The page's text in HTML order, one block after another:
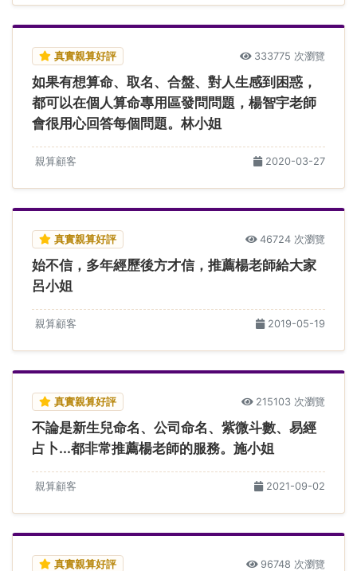
真實親算好評 333775 次瀏覽
如果有想算命、取名、合盤、對人生感到困惑，
都可以在個人算命專用區發問問題，楊智宇老師
會很用心回答每個問題。林小姐
親算顧客 2020-03-27
真實親算好評 46724 次瀏覽
始不信，多年經歷後方才信，推薦楊老師給大家
呂小姐
親算顧客 2019-05-19
真實親算好評 215103 次瀏覽
不論是新生兒命名、公司命名、紫微斗數、易經
占卜...都非常推薦楊老師的服務。施小姐
親算顧客 2021-09-02
真實親算好評 96748 次瀏覽